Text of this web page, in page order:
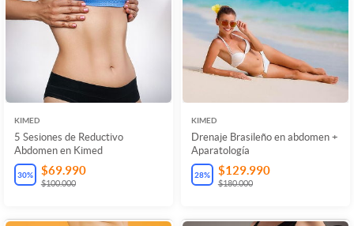
KIMED
5 Sesiones de Reductivo
Abdomen en Kimed
30% $69.990
$100.000
KIMED
Drenaje Brasileño en abdomen +
Aparatología
28% $129.990
$180.000